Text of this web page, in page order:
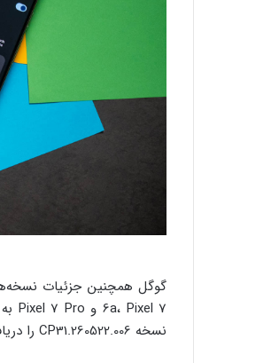
نسخه CP31.260522.006 را دریافت خواهند کرد.